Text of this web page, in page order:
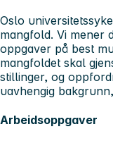
Oslo
mangfold. Vi mener
oppgaver på best
mangfoldet skal
stillinger, og
uavhengig
Arbeidsoppgaver